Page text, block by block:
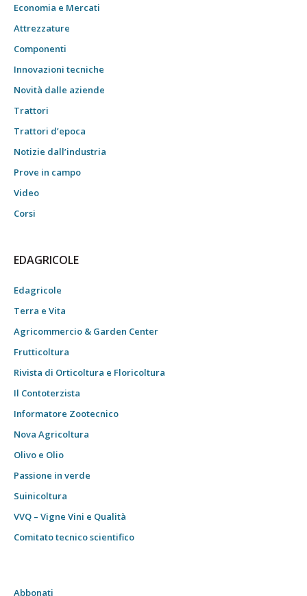
Economia e Mercati
Attrezzature
Componenti
Innovazioni tecniche
Novità dalle aziende
Trattori
Trattori d’epoca
Notizie dall’industria
Prove in campo
Video
Corsi
EDAGRICOLE
Edagricole
Terra e Vita
Agricommercio & Garden Center
Frutticoltura
Rivista di Orticoltura e Floricoltura
Il Contoterzista
Informatore Zootecnico
Nova Agricoltura
Olivo e Olio
Passione in verde
Suinicoltura
VVQ – Vigne Vini e Qualità
Comitato tecnico scientifico
Abbonati